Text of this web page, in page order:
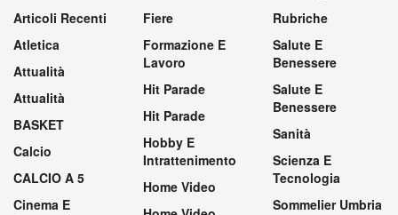
Articoli Recenti
Atletica
Attualità
Attualità
BASKET
Calcio
CALCIO A 5
Cinema E
Fiere
Formazione E
Lavoro
Hit Parade
Hit Parade
Hobby E
Intrattenimento
Home Video
Rubriche
Salute E
Benessere
Salute E
Benessere
Sanità
Scienza E
Tecnologia
Sommelier Umbria